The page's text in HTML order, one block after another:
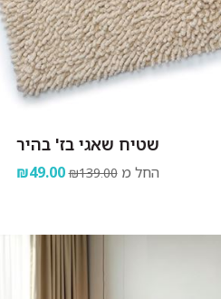
שטיח שאגי בז' בהיר
החל מ ₪139.00
₪49.00